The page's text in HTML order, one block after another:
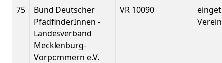
75
Bund Deutscher
PfadfinderInnen -
Landesverband
Mecklenburg-
Vorpommern e.V.
VR 10090
Verein